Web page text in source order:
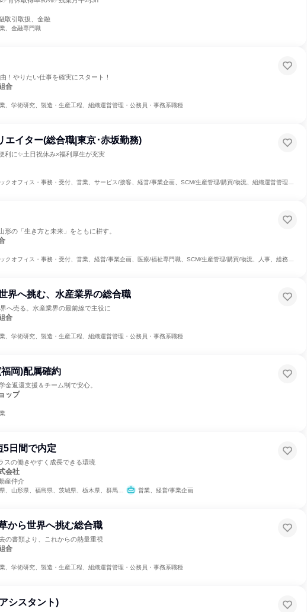
取引取扱、金融
、金融専門職
！やりたい仕事を確実にスタート！
合
、学術研究、製造・生産工程、組織運営管理・公務員・事務系職種
エイター(総合職|東京･赤坂勤務)
利に✨土日祝休み×福利厚生が充実
オフィス・事務・受付、営業、サービス/接客、経営/事業企画、SCM/生産管理/購買/物流、組織運営管理・公務員・事務系職種、出版/メディア/芸能/エンタメ専門職、クリエイティブ/デザイン職、商品企画、マーケティング・広告・宣伝
形の「生き方と未来」をともに耕す。
クオフィス・事務・受付、営業、経営/事業企画、医療/福祉専門職、SCM/生産管理/購買/物流、人事、総務、組織運営管理・公務員・事務系職種
界へ挑む、水産業界の総合職
へ売る。水産業界の最前線で主役に
合
、学術研究、製造・生産工程、組織運営管理・公務員・事務系職種
岡)配属確約
金返還支援＆チーム制で安心。
ップ
日間で内定
スの働きやすく成長できる環境
会社
産仲介
、神奈川県、新潟県、富山県、石川県、福井県、長野県、岐阜県、静岡県、愛知県、三重県、滋賀県、京都府、大阪府、兵庫県、奈良県、鳥取県、島根県、岡山県、広島県、山口県、愛媛県、高知県、福岡県、長崎県、熊本県、大分県、宮崎県、鹿児島県、沖縄県 営業、経営/事業企画
から世界へ挑む総合職
の書類より、これからの熱量重視
合
、学術研究、製造・生産工程、組織運営管理・公務員・事務系職種
シスタント)